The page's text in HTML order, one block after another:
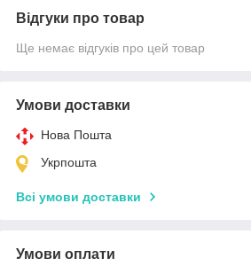
Відгуки про товар
Ще немає відгуків про цей товар
Умови доставки
Нова Пошта
Укрпошта
Всі умови доставки
Умови оплати